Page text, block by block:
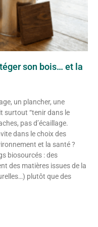
son bois… et la
un plancher, une
surtout “tenir dans le
pas d’écaillage.
dans le choix des
et la santé ?
biosourcés : des
des matières issues de la
plutôt que des